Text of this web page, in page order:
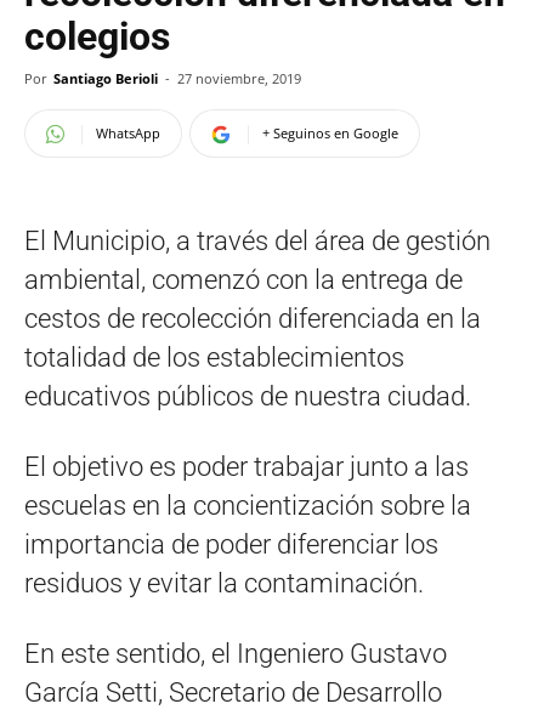
colegios
Por Santiago Berioli - 27 noviembre, 2019
WhatsApp + Seguinos en Google
El Municipio, a través del área de gestión
ambiental, comenzó con la entrega de
cestos de recolección diferenciada en la
totalidad de los establecimientos
educativos públicos de nuestra ciudad.
El objetivo es poder trabajar junto a las
escuelas en la concientización sobre la
importancia de poder diferenciar los
residuos y evitar la contaminación.
En este sentido, el Ingeniero Gustavo
García Setti, Secretario de Desarrollo